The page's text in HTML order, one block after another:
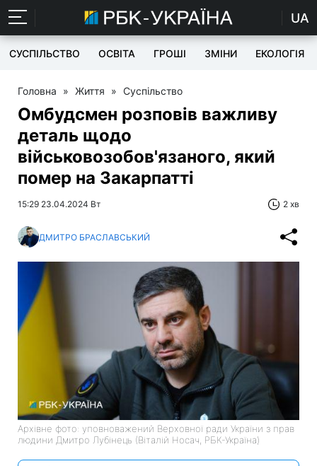
UA
СУСПІЛЬСТВО ОСВІТА ГРОШІ ЗМІНИ ЕКОЛОГІЯ
Головна » Життя » Суспільство
Омбудсмен розповів важливу
деталь щодо
військовозобов'язаного, який
помер на Закарпатті
15:29 23.04.2024 Вт 2 хв
ДМИТРО БРАСЛАВСЬКИЙ
Архівне фото: уповноважений Верховної ради України з прав
людини Дмитро Лубінець (Віталій Носач, РБК-Україна)